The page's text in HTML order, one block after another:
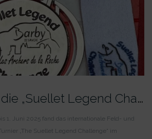
B
ericht über die „Suellet Legend Challenge“
1. Juni 2025 fand das internationale Feld- und
„The Suellet Legend Challenge“ im